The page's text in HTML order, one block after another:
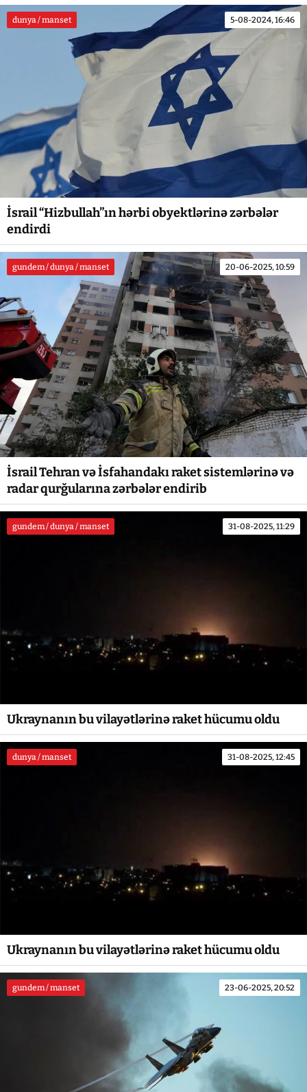
dunya / manset 5-08-2024, 16:46
İsrail “Hizbullah”ın hərbi obyektlərinə zərbələr
endirdi
gundem / dunya / manset 20-06-2025, 10:59
İsrail Tehran və İsfahandakı raket sistemlərinə və
radar qurğularına zərbələr endirib
gundem / dunya / manset 31-08-2025, 11:29
Ukraynanın bu vilayətlərinə raket hücumu oldu
dunya / manset 31-08-2025, 12:45
Ukraynanın bu vilayətlərinə raket hücumu oldu
gundem / manset 23-06-2025, 20:52